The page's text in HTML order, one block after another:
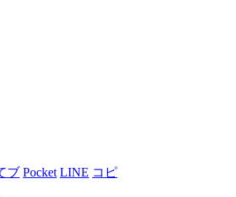
ブ Pocket LINE コピ